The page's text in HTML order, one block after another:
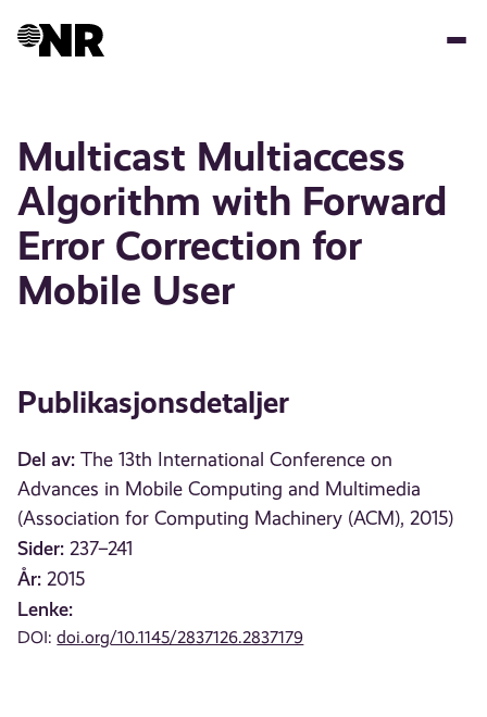
Multicast Multiaccess
Algorithm with Forward
Error Correction for
Mobile User
Publikasjonsdetaljer
Del av: The 13th International Conference on
Advances in Mobile Computing and Multimedia
(Association for Computing Machinery (ACM), 2015)
Sider: 237–241
År: 2015
Lenke:
DOI:doi.org/10.1145/2837126.2837179